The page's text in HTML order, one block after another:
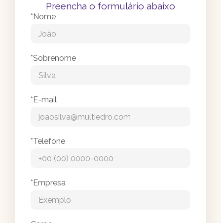
Preencha o formulário abaixo
*Nome
*Sobrenome
*E-mail
*Telefone
*Empresa